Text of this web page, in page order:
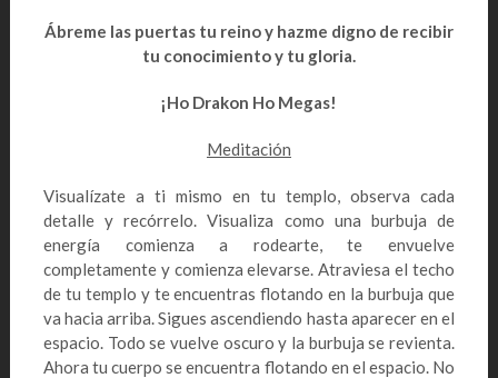
Ábreme las puertas tu reino y hazme digno de recibir
tu conocimiento y tu gloria.
¡Ho Drakon Ho Megas!
Meditación
Visualízate a ti mismo en tu templo, observa cada
detalle y recórrelo. Visualiza como una burbuja de
energía comienza a rodearte, te envuelve
completamente y comienza elevarse. Atraviesa el techo
de tu templo y te encuentras flotando en la burbuja que
va hacia arriba. Sigues ascendiendo hasta aparecer en el
espacio. Todo se vuelve oscuro y la burbuja se revienta.
Ahora tu cuerpo se encuentra flotando en el espacio. No